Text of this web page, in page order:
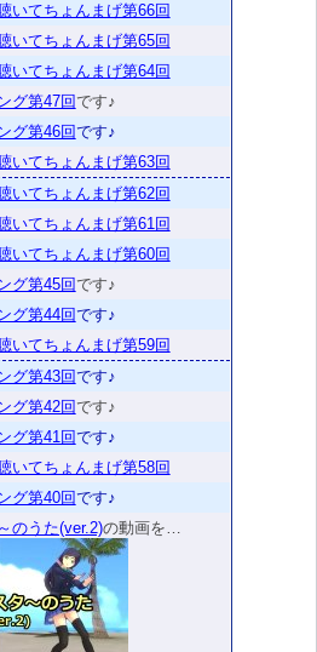
いてちょんまげ第66回
いてちょんまげ第65回
いてちょんまげ第64回
グ第47回です♪
グ第46回です♪
いてちょんまげ第63回
いてちょんまげ第62回
いてちょんまげ第61回
いてちょんまげ第60回
グ第45回です♪
グ第44回です♪
いてちょんまげ第59回
グ第43回です♪
グ第42回です♪
グ第41回です♪
いてちょんまげ第58回
グ第40回です♪
のうた(ver.2)の動画を…